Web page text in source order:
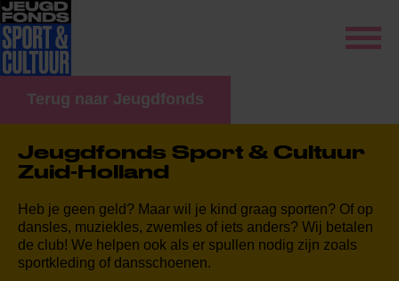
Terug naar Jeugdfonds
Jeugdfonds Sport & Cultuur
Zuid-Holland
Heb je geen geld? Maar wil je kind graag sporten? Of op
dansles, muziekles, zwemles of iets anders? Wij betalen
de club! We helpen ook als er spullen nodig zijn zoals
sportkleding of dansschoenen.